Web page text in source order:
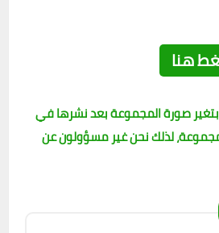
هنا
صورة المجموعة بعد نشرها في
لذلك نحن غير مسؤولون عن